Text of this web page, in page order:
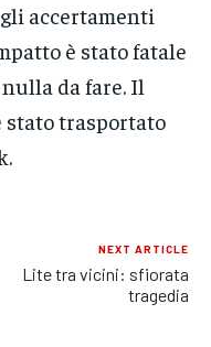
accertamenti
è stato fatale
nulla da fare. Il
stato trasportato
NEXT ARTICLE
Lite tra vicini: sfiorata
tragedia